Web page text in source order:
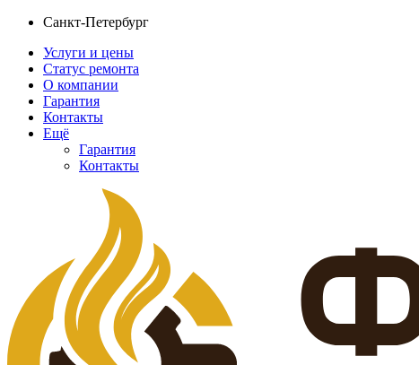
Санкт-Петербург
Услуги и цены
Статус ремонта
О компании
Гарантия
Контакты
Ещё
Гарантия
Контакты